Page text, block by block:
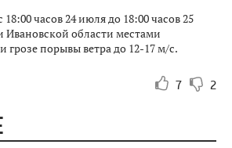
часов 24 июля до 18:00 часов 25
Ивановской области местами
грозе порывы ветра до 12-17 м/с.
7 2